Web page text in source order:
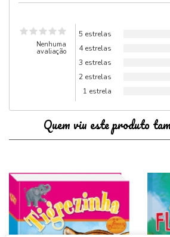
Nenhuma
avaliação
5 estrelas
4 estrelas
3 estrelas
2 estrelas
1 estrela
Quem viu este produto